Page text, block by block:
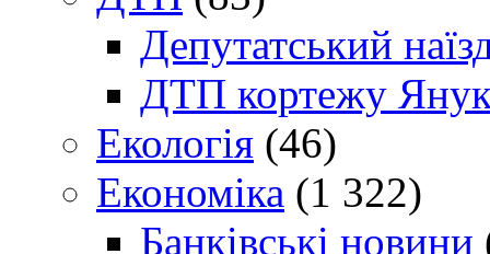
Депутатський
ДТП кортежу
Екологія (46)
Економіка (1 322)
Банківські новини